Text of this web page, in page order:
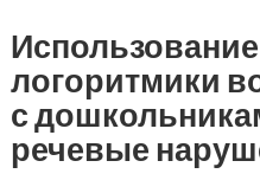
логоритмики
с
речевые